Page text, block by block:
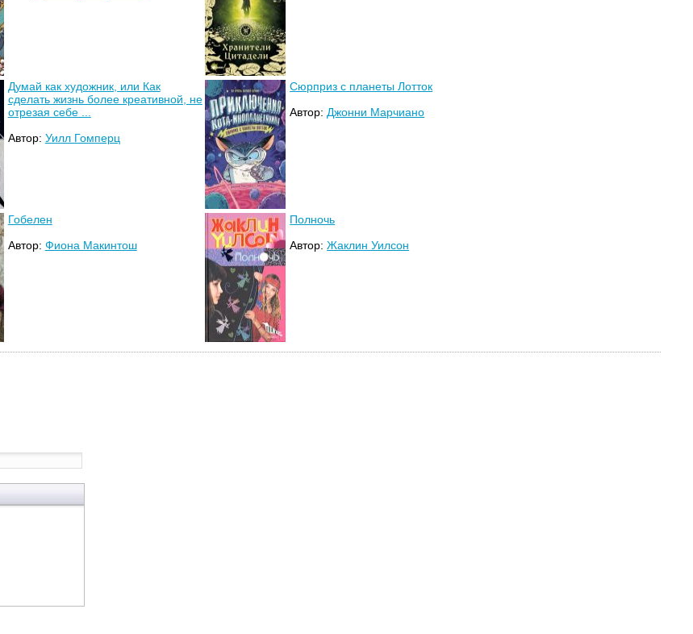
Думай как художник, или Как
сделать жизнь более креативной, не
отрезая себе ...
Автор: Уилл Гомперц
Сюрприз с планеты Лотток
Автор:Джонни Марчиано
Гобелен
Автор: Фиона Макинтош
Полночь
Автор:Жаклин Уилсон